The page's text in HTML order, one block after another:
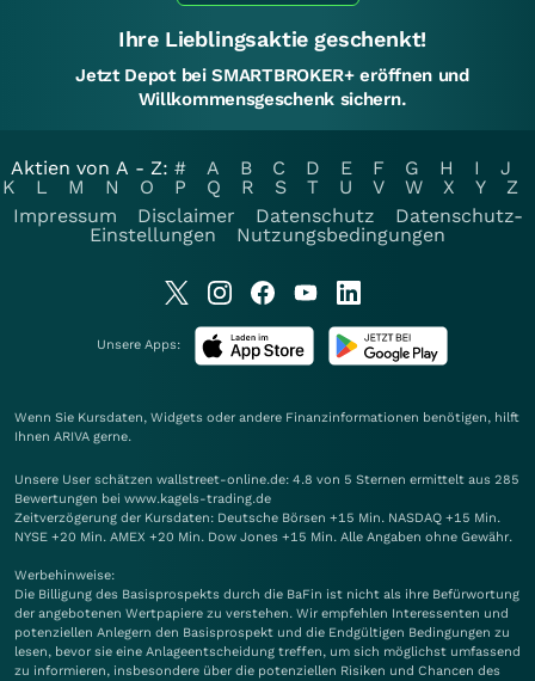
Ihre Lieblingsaktie geschenkt!
Jetzt Depot bei SMARTBROKER+ eröffnen und
Willkommensgeschenk sichern.
Aktien von A - Z: # A B C D E F G H I
J
K
L M N O P Q R S T U V W X Y
Z
Impressum
Disclaimer Datenschutz
Datenschutz-
Einstellungen
Nutzungsbedingungen
Unsere Apps:
Wenn Sie Kursdaten, Widgets oder andere Finanzinformationen benötigen, hilft
Ihnen ARIVA gerne.
Unsere User schätzen wallstreet-online.de: 4.8 von 5 Sternen ermittelt aus 285
Bewertungen bei www.kagels-trading.de
Zeitverzögerung der Kursdaten: Deutsche Börsen +15 Min. NASDAQ +15 Min.
NYSE +20 Min. AMEX +20 Min. Dow Jones +15 Min. Alle Angaben ohne Gewähr.
Werbehinweise:
Die Billigung des Basisprospekts durch die BaFin ist nicht als ihre Befürwortung
der angebotenen Wertpapiere zu verstehen. Wir empfehlen Interessenten und
potenziellen Anlegern den Basisprospekt und die Endgültigen Bedingungen zu
lesen, bevor sie eine Anlageentscheidung treffen, um sich möglichst umfassend
zu informieren, insbesondere über die potenziellen Risiken und Chancen des